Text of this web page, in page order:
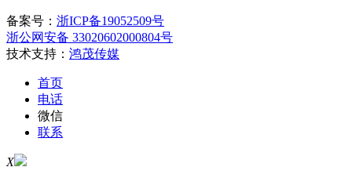
备案号： 浙ICP备19052509号
浙公网安备 33020602000804号
技术支持： 鸿茂传媒
首页
电话
微信
联系
X